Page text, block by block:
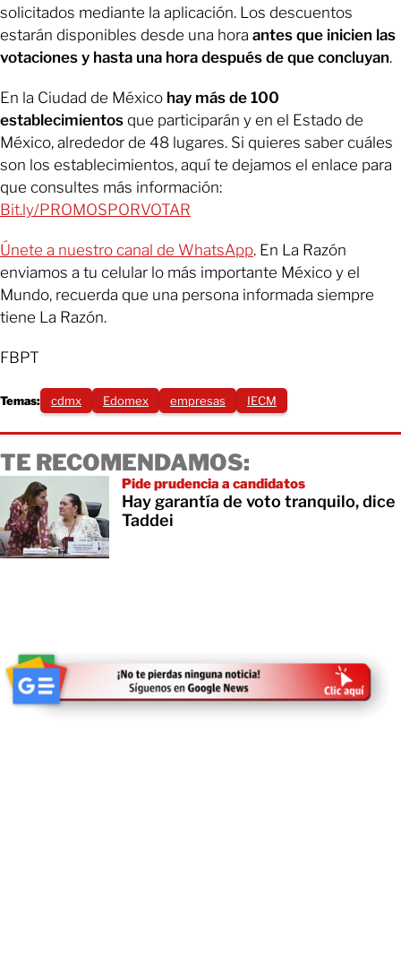
solicitados mediante la aplicación. Los descuentos
estarán disponibles desde una hora antes que inicien las
votaciones y hasta una hora después de que concluyan.
En la Ciudad de México hay más de 100
establecimientos que participarán y en el Estado de
México, alrededor de 48 lugares. Si quieres saber cuáles
son los establecimientos, aquí te dejamos el enlace para
que consultes más información:
Bit.ly/PROMOSPORVOTAR
Únete a nuestro canal de WhatsApp. En La Razón
enviamos a tu celular lo más importante México y el
Mundo, recuerda que una persona informada siempre
tiene La Razón.
FBPT
Temas: cdmx Edomex empresas IECM
TE RECOMENDAMOS:
Pide prudencia a candidatos
Hay garantía de voto tranquilo, dice
Taddei